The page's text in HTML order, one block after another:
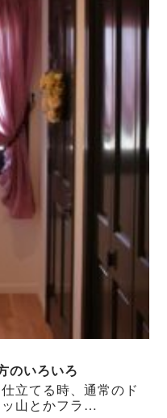
のいろいろ
立てる時、通常のド
山とかフラ…